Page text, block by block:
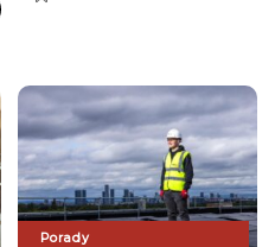
Porady